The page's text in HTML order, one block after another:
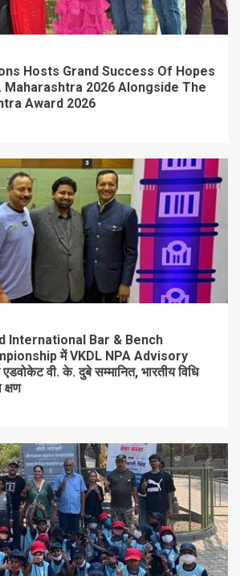
Hosts Grand Success Of Hopes
Maharashtra 2026 Alongside The
Award 2026
International Bar & Bench
में VKDL NPA Advisory
वी. के. दुबे सम्मानित, भारतीय विधि